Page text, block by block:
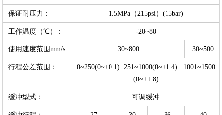
保证耐压力： 1.5MPa（215psi）(15bar)
工作温度（℃）： -20~80
使用速度范围mm/s 30~800 30~500
行程公差范围：
0~250(0~+0.1) 251~1000(0~+1.4) 1001~1500
(0~+1.8)
缓冲型式： 可调缓冲